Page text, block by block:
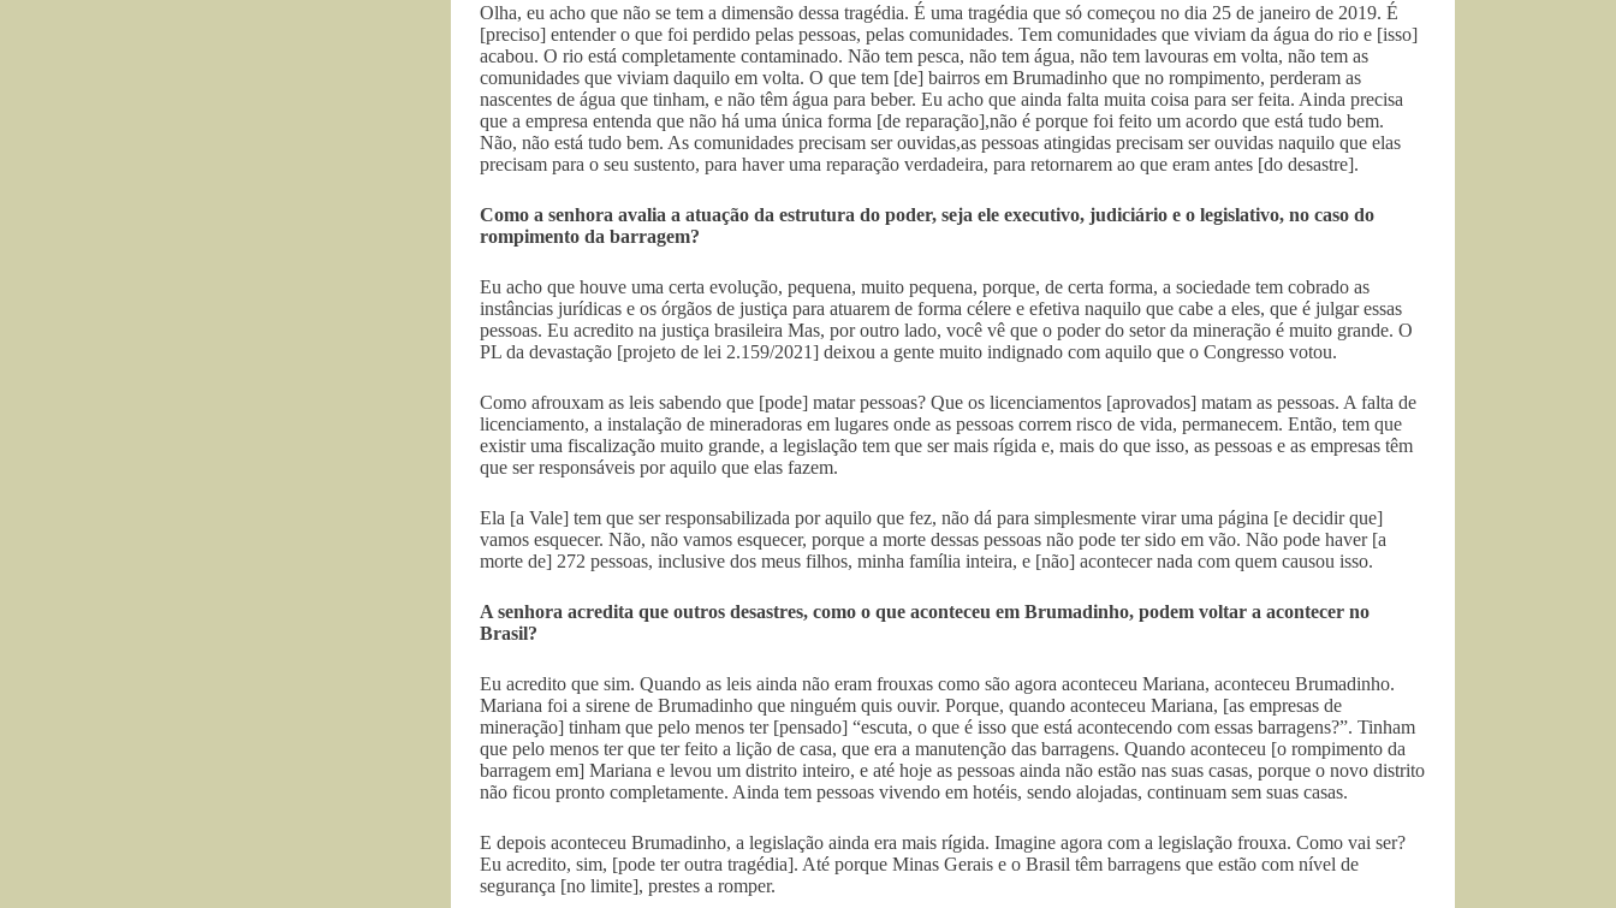
Olha, eu acho que não se tem a dimensão dessa tragédia. É uma tragédia que só começou no dia 25 de janeiro de 2019. É
[preciso] entender o que foi perdido pelas pessoas, pelas comunidades. Tem comunidades que viviam da água do rio e [isso]
acabou. O rio está completamente contaminado. Não tem pesca, não tem água, não tem lavouras em volta, não tem as
comunidades que viviam daquilo em volta. O que tem [de] bairros em Brumadinho que no rompimento, perderam as
nascentes de água que tinham, e não têm água para beber. Eu acho que ainda falta muita coisa para ser feita. Ainda precisa
que a empresa entenda que não há uma única forma [de reparação],não é porque foi feito um acordo que está tudo bem.
Não, não está tudo bem. As comunidades precisam ser ouvidas,as pessoas atingidas precisam ser ouvidas naquilo que elas
precisam para o seu sustento, para haver uma reparação verdadeira, para retornarem ao que eram antes [do desastre].
Como a senhora avalia a atuação da estrutura do poder, seja ele executivo, judiciário e o legislativo, no caso do
rompimento da barragem?
Eu acho que houve uma certa evolução, pequena, muito pequena, porque, de certa forma, a sociedade tem cobrado as
instâncias jurídicas e os órgãos de justiça para atuarem de forma célere e efetiva naquilo que cabe a eles, que é julgar essas
pessoas. Eu acredito na justiça brasileira Mas, por outro lado, você vê que o poder do setor da mineração é muito grande. O
PL da devastação [projeto de lei 2.159/2021] deixou a gente muito indignado com aquilo que o Congresso votou.
Como afrouxam as leis sabendo que [pode] matar pessoas? Que os licenciamentos [aprovados] matam as pessoas. A falta de
licenciamento, a instalação de mineradoras em lugares onde as pessoas correm risco de vida, permanecem. Então, tem que
existir uma fiscalização muito grande, a legislação tem que ser mais rígida e, mais do que isso, as pessoas e as empresas têm
que ser responsáveis por aquilo que elas fazem.
Ela [a Vale] tem que ser responsabilizada por aquilo que fez, não dá para simplesmente virar uma página [e decidir que]
vamos esquecer. Não, não vamos esquecer, porque a morte dessas pessoas não pode ter sido em vão. Não pode haver [a
morte de] 272 pessoas, inclusive dos meus filhos, minha família inteira, e [não] acontecer nada com quem causou isso.
A senhora acredita que outros desastres, como o que aconteceu em Brumadinho, podem voltar a acontecer no
Brasil?
Eu acredito que sim. Quando as leis ainda não eram frouxas como são agora aconteceu Mariana, aconteceu Brumadinho.
Mariana foi a sirene de Brumadinho que ninguém quis ouvir. Porque, quando aconteceu Mariana, [as empresas de
mineração] tinham que pelo menos ter [pensado] “escuta, o que é isso que está acontecendo com essas barragens?”. Tinham
que pelo menos ter que ter feito a lição de casa, que era a manutenção das barragens. Quando aconteceu [o rompimento da
barragem em] Mariana e levou um distrito inteiro, e até hoje as pessoas ainda não estão nas suas casas, porque o novo distrito
não ficou pronto completamente. Ainda tem pessoas vivendo em hotéis, sendo alojadas, continuam sem suas casas.
E depois aconteceu Brumadinho, a legislação ainda era mais rígida. Imagine agora com a legislação frouxa. Como vai ser?
Eu acredito, sim, [pode ter outra tragédia]. Até porque Minas Gerais e o Brasil têm barragens que estão com nível de
segurança [no limite], prestes a romper.